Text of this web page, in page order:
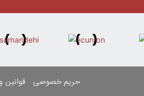
حریم خصوصی قوانین